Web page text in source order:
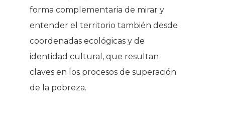
forma complementaria de mirar y
entender el territorio también desde
coordenadas ecológicas y de
identidad cultural, que resultan
claves en los procesos de superación
de la pobreza.